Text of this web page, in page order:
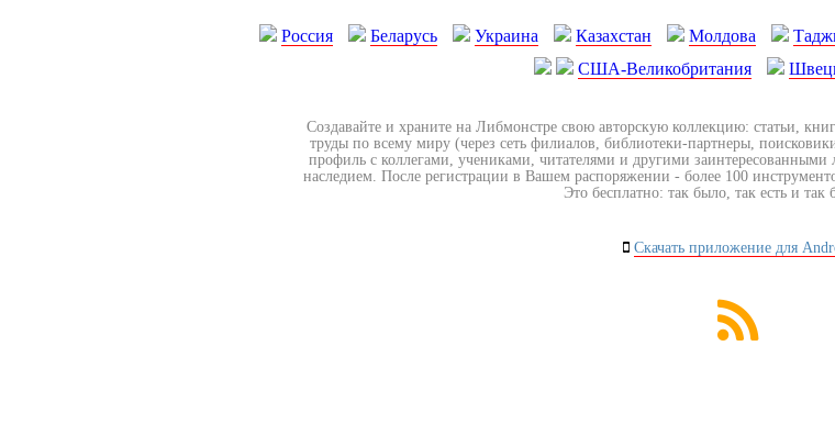
Россия Беларусь Украина Казахстан Молдова
США-Великобритания
Создавайте и храните на Либмонстре свою авторскую коллекцию: статьи,
труды по всему миру (через сеть филиалов, библиотеки-партнеры,
профиль с коллегами, учениками, читателями и другими
наследием. После регистрации в Вашем распоряжении - более 100
Это бесплатно: так было, так есть и так
Скачать приложение для